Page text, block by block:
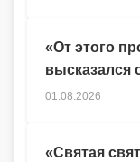
«От этого
высказался
01.08.2026
«Святая